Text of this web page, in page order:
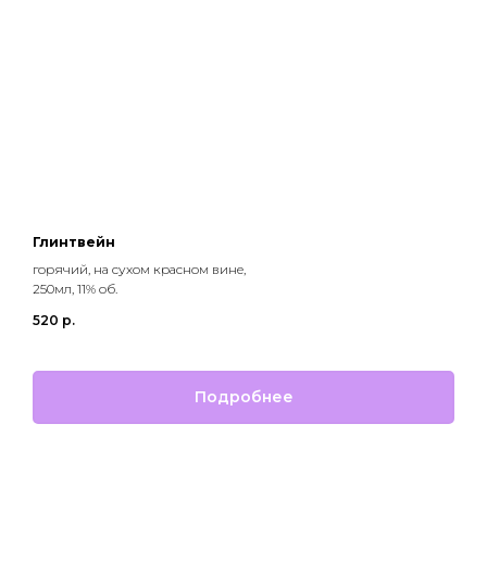
Глинтвейн
горячий, на сухом красном вине,
250мл, 11% об.
520 р.
Подробнее